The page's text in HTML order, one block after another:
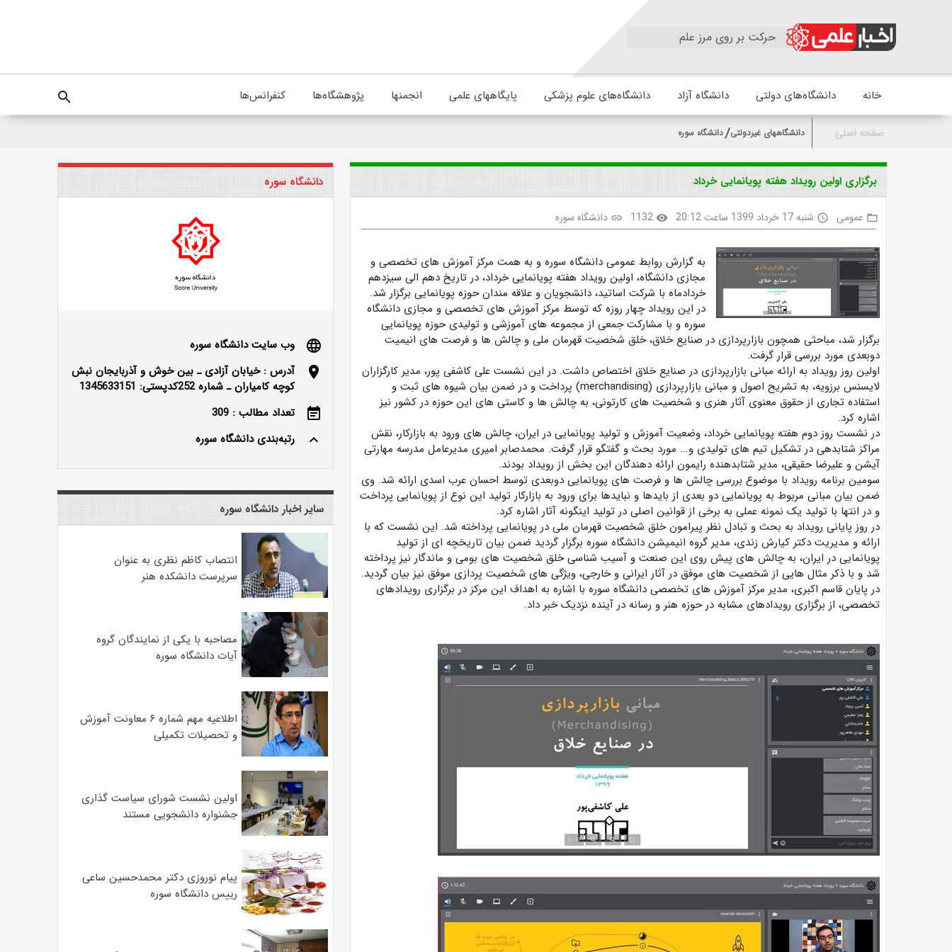
حرکت بر روی مرز علم
خانه دانشگاه‌های دولتی دانشگاه آزاد دانشگاه‌های علوم پزشکی پایگاههای علمی انجمنها پژوهشگاه‌ها کنفرانس‌ها search
صفحه اصلی دانشگاههای غیردولتی دانشگاه سوره
برگزاری اولین رویداد هفته پویانمایی خرداد
folder_open عمومی access_time شنبه 17 خرداد 1399 ساعت 20:12 visibility
1132
link دانشگاه سوره
به گزارش روابط عمومی دانشگاه سوره و به همت مرکز آموزش های تخصصی و
مجازی دانشگاه، اولین رویداد هفته پویانمایی خرداد، در تاریخ دهم الی سیزدهم
خردادماه با شرکت اساتید، دانشجویان و علاقه مندان حوزه پویانمایی برگزار شد.
در این رویداد چهار روزه که توسط مرکز آموزش های تخصصی و مجازی دانشگاه
سوره و با مشارکت جمعی از مجموعه های آموزشی و تولیدی حوزه پویانمایی
برگزار شد، مباحثی همچون بازارپردازی در صنایع خلاق، خلق شخصیت قهرمان ملی و چالش ها و فرصت های انیمیت
دوبعدی مورد بررسی قرار گرفت.
اولین روز رویداد به ارائه مبانی بازارپردازی در صنایع خلاق اختصاص داشت. در این نشست علی کاشفی پور، مدیر کارگزاران
لایسنس برزویه، به تشریح اصول و مبانی بازارپردازی (merchandising) پرداخت و در ضمن بیان شیوه های ثبت و
استفاده تجاری از حقوق معنوی آثار هنری و شخصیت های کارتونی، به چالش ها و کاستی های این حوزه در کشور نیز
اشاره کرد.
در نشست روز دوم هفته پویانمایی خرداد، وضعیت آموزش و تولید پویانمایی در ایران، چالش های ورود به بازارکار، نقش
مراکز شتابدهی در تشکیل تیم های تولیدی و... مورد بحث و گفتگو قرار گرفت. محمدصابر امیری مدیرعامل مدرسه مهارتی
آیشن و علیرضا حقیقی، مدیر شتابدهنده رایمون ارائه دهندگان این بخش از رویداد بودند.
سومین برنامه رویداد با موضوع بررسی چالش ها و فرصت های پویانمایی دوبعدی توسط احسان عرب اسدی ارائه شد. وی
ضمن بیان مبانی مربوط به پویانمایی دو بعدی از بایدها و نبایدها برای ورود به بازارکار تولید این نوع از پویانمایی پرداخت
و در انتها با تولید یک نمونه عملی به برخی از قوانین اصلی در تولید اینگونه آثار اشاره کرد.
در روز پایانی رویداد به بحث و تبادل نظر پیرامون خلق شخصیت قهرمان ملی در پویانمایی پرداخته شد. این نشست که با
ارائه و مدیریت دکتر کیارش زندی، مدیر گروه انیمیشن دانشگاه سوره برگزار گردید ضمن بیان تاریخچه ای از تولید
پویانمایی در ایران، به چالش های پیش روی این صنعت و آسیب شناسی خلق شخصیت های بومی و ماندگار نیز پرداخته
شد و با ذکر مثال هایی از شخصیت های موفق در آثار ایرانی و خارجی، ویژگی های شخصیت پردازی موفق نیز بیان گردید.
در پایان قاسم اکبری، مدیر مرکز آموزش های تخصصی دانشگاه سوره با اشاره به اهداف این مرکز در برگزاری رویدادهای
تخصصی، از برگزاری رویدادهای مشابه در حوزه هنر و رسانه در آینده نزدیک خبر داد.
دانشگاه سوره
language
وب سایت دانشگاه سوره
location_on
آدرس : خيابان آزادی ـ بين خوش و آذربايجان نبش
كوچه كامياران ـ شماره 252کدپستی: 1345633151
event_note
تعداد مطالب : 309
keyboard_arrow_up
رتبه‌بندی دانشگاه سوره
سایر اخبار دانشگاه سوره
انتصاب کاظم نظری به عنوان
سرپرست دانشکده هنر
مصاحبه با یکی از نمایندگان گروه
آیات دانشگاه سوره
اطلاعیه مهم شماره ۶ معاونت آموزش
و تحصیلات تکمیلی
اولین نشست شورای سیاست گذاری
جشنواره دانشجویی مستند
پیام نوروزی دکتر محمدحسین ساعی
رییس دانشگاه سوره